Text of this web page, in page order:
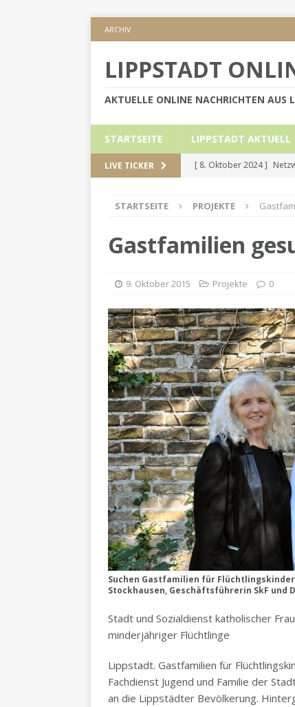
ARCHIV
LIPPSTADT
AKTUELLE ONLINE NACHRICHTEN AUS
STARTSEITE LIPPSTADT AKTUELL
LIVE TICKER [ 8. Oktober 2024 ]
[ 5. September 2024 ]
[ 2. September 2024 ]
[ 30. Mai 2024 ]
LIPPSTADT AKTUELL
STARTSEITE PROJEKTE
Gastfamilien
9. Oktober 2015 Projekte 0
Suchen Gastfamilien für
Stockhausen, Geschäftsführerin SkF und
Stadt und Sozialdienst katholischer
minderjähriger Flüchtlinge
Lippstadt. Gastfamilien für
Fachdienst Jugend und Familie der
an die Lippstädter Bevölkerung.